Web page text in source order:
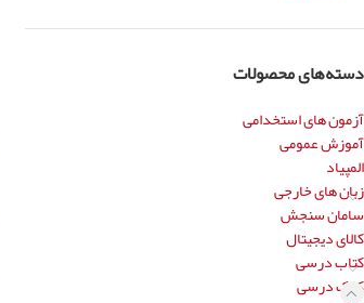
دسته‌های محصولات
آزمون های استخدامی
آموزش عمومی
المپیاد
زبان های خارجی
سامان سنجش
کالای دیجیتال
کتاب درسی
کمک درسی